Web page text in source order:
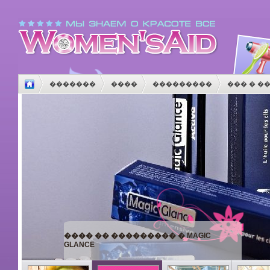
������� ���� ��������� ��� �
���������� ������
����� ���������� ��
�������,
��������.�����������
�������� � ����!